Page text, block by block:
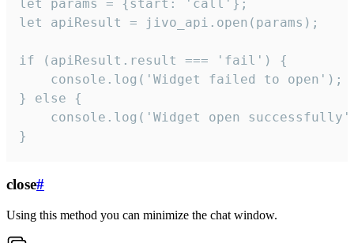
let params = {start: 'call'};
let apiResult = jivo_api.open(params);
if (apiResult.result === 'fail') {
    console.log('Widget failed to open');
} else {
console.log('Widget open
}
close#
Using this method you can minimize the chat window.